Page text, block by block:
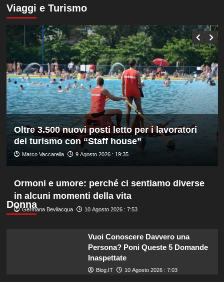
su
Darderi
avanza
ai
quarti
a
Montreal,
Borges
battuto
in
rimonta
Viaggi e Turismo
Oltre 3.500 nuovi posti letto per i lavoratori
del turismo con “Staff house”
Marco Vaccarella 9 Agosto 2026 : 19:35
Donna
Ormoni e umore: perché ci sentiamo diverse
in alcuni momenti della vita
Germana Bevilacqua 10 Agosto 2026 : 7:53
Vuoi Conoscere Davvero una
Persona? Poni Queste 5 Domande
Inaspettate
Blog.IT 10 Agosto 2026 : 7:03